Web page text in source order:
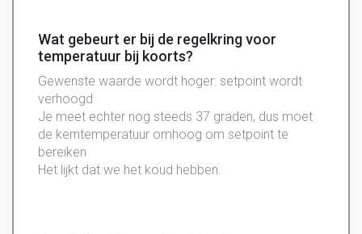
Wat gebeurt er bij de regelkring voor
temperatuur bij koorts?
Gewenste waarde wordt hoger: setpoint wordt
verhoogd
Je meet echter nog steeds 37 graden, dus moet
de kerntemperatuur omhoog om setpoint te
bereiken
Het lijkt dat we het koud hebben.